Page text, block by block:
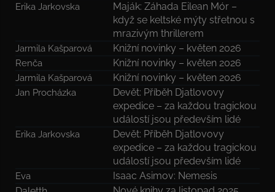
Erika Jarkovska
Maják: Záhada Eilean Mór –
když se keltské mýty střetnou s
mrazivým thrillerem
Jarmila Kašparová Knižní novinky – květen 2026
Renča Knižní novinky – květen 2026
Jarmila Kašparová Knižní novinky – květen 2026
Jan Procházka
Devět: Příběh Djatlovovy
expedice – za každou tragickou
událostí jsou především lidé
Erika Jarkovska
Devět: Příběh Djatlovovy
expedice – za každou tragickou
událostí jsou především lidé
Eva
Isaac Asimov: Nemesis